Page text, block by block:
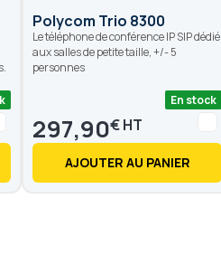
Polycom Trio 8300
Le téléphone de conférence IP SIP dédié
aux salles de petite taille, +/- 5
personnes
En stock
297,90€
AJOUTER AU PANIER